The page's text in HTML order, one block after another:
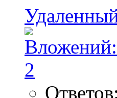
Ответов: